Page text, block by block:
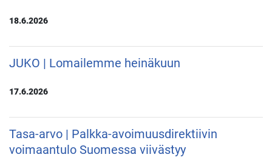
18.6.2026
JUKO | Lomailemme heinäkuun
17.6.2026
Tasa-arvo | Palkka-avoimuusdirektiivin
voimaantulo Suomessa viivästyy